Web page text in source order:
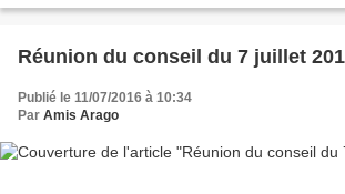
Réunion du conseil du 7 juillet
Publié le 11/07/2016 à 10:34
Par Amis Arago